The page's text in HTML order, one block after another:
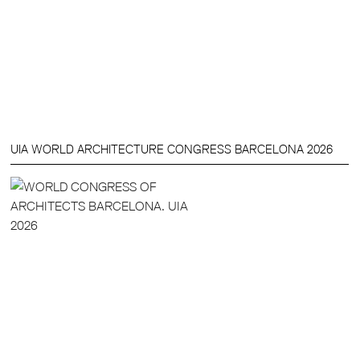
UIA WORLD ARCHITECTURE CONGRESS BARCELONA 2026